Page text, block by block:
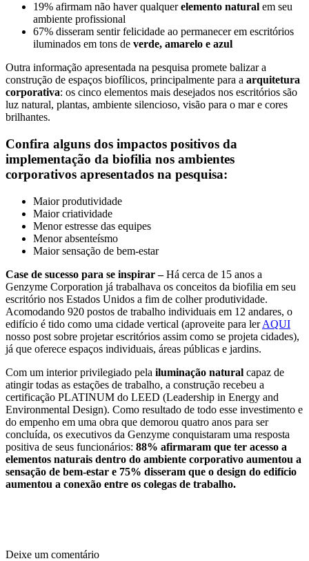
19% afirmam não haver qualquerelemento natural em seu
ambiente profissional
67% disseram sentir felicidade ao permanecer em escritórios
iluminados em tons de verde, amarelo e azul
Outra informação apresentada na pesquisa promete balizar a
construção de espaços biofílicos, principalmente para a arquitetura
corporativa: os cinco elementos mais desejados nos escritórios são
luz natural, plantas, ambiente silencioso, visão para o mar e cores
brilhantes.
Confira alguns dos impactos positivos da
implementação da biofilia nos ambientes
corporativos apresentados na pesquisa:
Maior produtividade
Maior criatividade
Menor estresse das equipes
Menor absenteísmo
Maior sensação de bem-estar
Case de sucesso para se inspirar –Há cerca de 15 anos a
Genzyme Corporation já trabalhava os conceitos da biofilia em seu
escritório nos Estados Unidos a fim de colher produtividade.
Acomodando 920 postos de trabalho individuais em 12 andares, o
edifício é tido como uma cidade vertical (aproveite para lerAQUI
nosso post sobre projetar escritórios assim como se projeta cidades),
já que oferece espaços individuais, áreas públicas e jardins.
Com um interior privilegiado pela iluminação natural capaz de
atingir todas as estações de trabalho, a construção recebeu a
certificação PLATINUM do LEED (Leadership in Energy and
Environmental Design). Como resultado de todo esse investimento e
do empenho em uma obra que demorou quatro anos para ser
concluída, os executivos da Genzyme conquistaram uma resposta
positiva de seus funcionários: 88% afirmaram que ter acesso a
elementos naturais dentro do ambiente corporativo aumentou a
sensação de bem-estar e 75% disseram que o design do edifício
aumentou a conexão entre os colegas de trabalho.
Deixe um comentário